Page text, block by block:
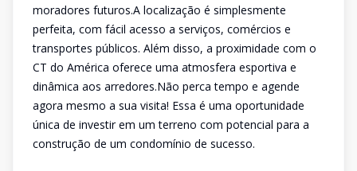
moradores futuros.A localização é simplesmente
perfeita, com fácil acesso a serviços, comércios e
transportes públicos. Além disso, a proximidade com o
CT do América oferece uma atmosfera esportiva e
dinâmica aos arredores.Não perca tempo e agende
agora mesmo a sua visita! Essa é uma oportunidade
única de investir em um terreno com potencial para a
construção de um condomínio de sucesso.